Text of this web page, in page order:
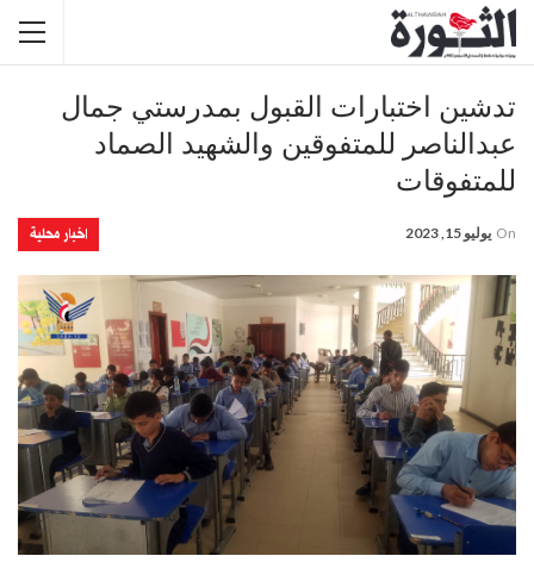
تدشين اختبارات القبول بمدرستي جمال
عبدالناصر للمتفوقين والشهيد الصماد
للمتفوقات
اخبار محلية On يوليو 15, 2023